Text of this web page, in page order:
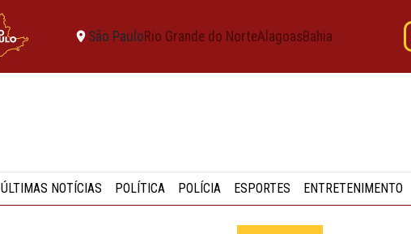
São PauloRio Grande do NorteAlagoasBahia
ÚLTIMAS NOTÍCIAS POLÍTICA POLÍCIA ESPORTES ENTRETENIMENTO